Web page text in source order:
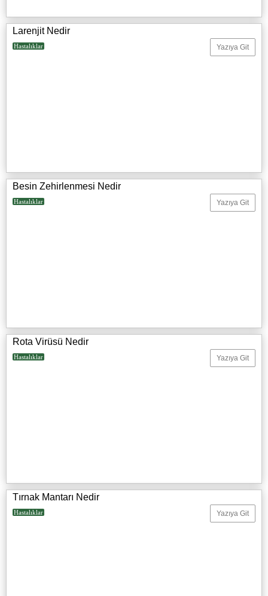
Larenjit Nedir
Hastalıklar Yazıya Git
Besin Zehirlenmesi Nedir
Hastalıklar Yazıya Git
Rota Virüsü Nedir
Hastalıklar Yazıya Git
Tırnak Mantarı Nedir
Hastalıklar Yazıya Git